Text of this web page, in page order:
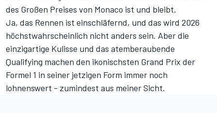
des Großen Preises von Monaco ist und bleibt.
Ja, das Rennen ist einschläfernd, und das wird 2026
höchstwahrscheinlich nicht anders sein. Aber die
einzigartige Kulisse und das atemberaubende
Qualifying machen den ikonischsten Grand Prix der
Formel 1 in seiner jetzigen Form immer noch
lohnenswert - zumindest aus meiner Sicht.